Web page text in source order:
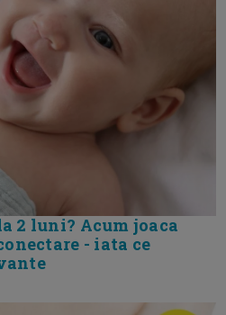
2 luni? Acum joaca
- iata ce